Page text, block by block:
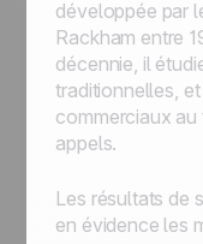
Assigner
mail, passer
rappel
Assigner
condition
Assigner
Bien
automatiser
intégrations
développée par
Rackham entre
décennie, il
traditionnelles,
commerciaux
appels.
Les résultats de
en évidence les